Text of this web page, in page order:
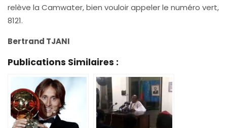
relève la Camwater, bien vouloir appeler le numéro vert,
8121.
Bertrand TJANI
Publications Similaires :